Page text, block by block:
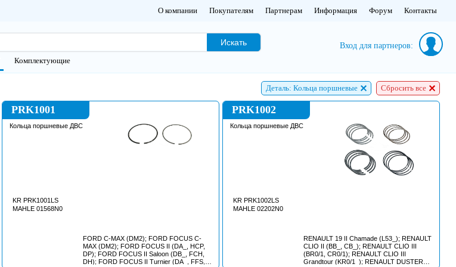
О компании Покупателям Партнерам Информация Форум Контакты
Искать
Комплектующие
Вход для партнеров:
Деталь: Кольца поршневые Сбросить все
PRK1001
Кольца поршневые ДВС
KR PRK1001LS
MAHLE 01568N0
FORD C-MAX (DM2); FORD FOCUS C-
MAX (DM2); FORD FOCUS II (DA_, HCP,
DP); FORD FOCUS II Saloon (DB_, FCH,
DH); FORD FOCUS II Turnier (DA_, FFS,
PRK1002
Кольца поршневые ДВС
KR PRK1002LS
MAHLE 02202N0
RENAULT 19 II Chamade (L53_); RENAULT
CLIO II (BB_, CB_); RENAULT CLIO III
(BR0/1, CR0/1); RENAULT CLIO III
Grandtour (KR0/1_); RENAULT DUSTER